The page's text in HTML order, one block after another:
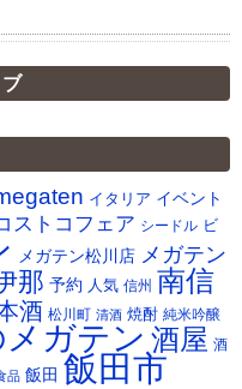
イタリア イベント
ストコフェア シードル ビ
メガテン松川店 メガテン
那 予約 人気 信州 南信
酒 松川町 清酒 焼酎 純米吟醸
ガテン 酒屋 酒
品 飯田 飯田市